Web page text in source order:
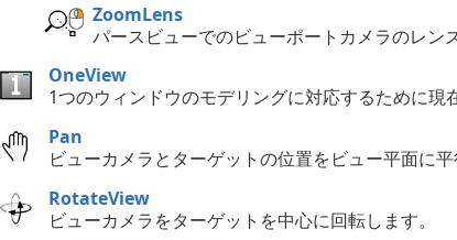
ZoomLens
パースビューでのビューポートカメラのレン
OneView
1つのウィンドウのモデリングに対応するために現
Pan
ビューカメラとターゲットの位置をビュー平面に平
RotateView
ビューカメラをターゲットを中心に回転します。